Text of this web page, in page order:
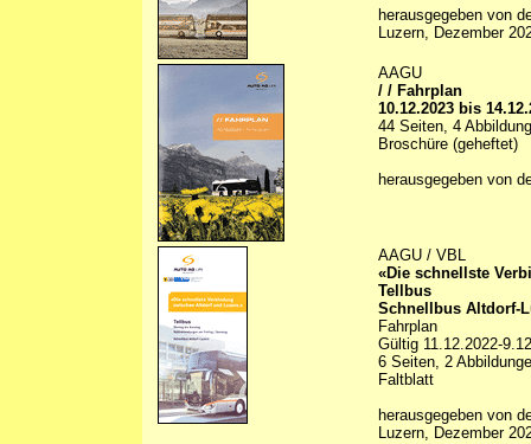
herausgegeben von
Luzern, Dezember
AAGU
/ / Fahrplan
10.12.2023 bis
44 Seiten, 4
Broschüre (geheftet)
herausgegeben von
AAGU / VBL
«Die schnellste
Tellbus
Schnellbus Altdorf-
Fahrplan
Gültig 11.12.2022-
6 Seiten, 2
Faltblatt
herausgegeben von
Luzern, Dezember